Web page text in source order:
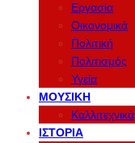
Εργασία
Οικονομικά
Πολιτική
Πολιτισμός
Υγεία
ΜΟΥΣΙΚΉ
Καλλιτεχνικά
ΙΣΤΟΡΊΑ